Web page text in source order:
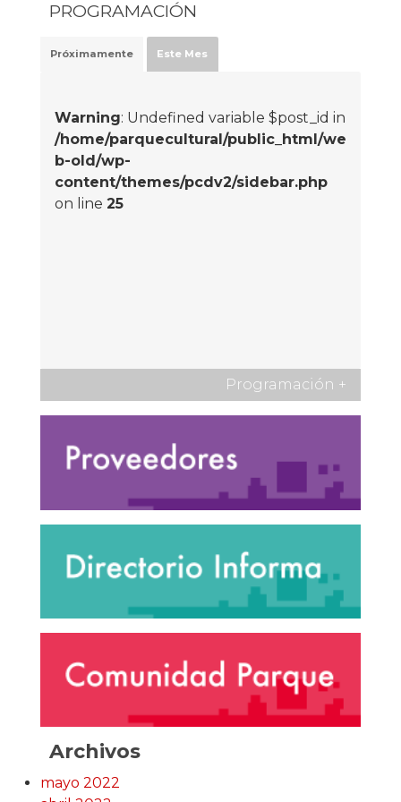
PROGRAMACIÓN
Próximamente Este Mes
Warning: Undefined variable $post_id in
/home/parquecultural/public_html/we
b-old/wp-
content/themes/pcdv2/sidebar.php
on line 25
Programación +
Archivos
mayo 2022